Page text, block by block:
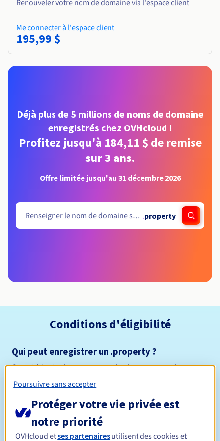
Renouveler votre nom de domaine via l'espace client
Me connecter à l'espace client
195,99 $
Déjà plus de 5 millions de noms de domaine
enregistrés chez OVHcloud !
Profitez jusqu'à 184,11 $ de remise
sur 3 ans.
Offre limitée jusqu'au 31 décembre 2026
.property
Conditions d'éligibilité
Qui peut enregistrer un .property ?
Ouvert à toutes les personnes physiques ou morales, sans
Règles de gestion et notifications
Durée de réservation
Poursuivre sans accepter
Protéger votre vie privée est
notre priorité
OVHcloud etses partenaires utilisent des cookies et